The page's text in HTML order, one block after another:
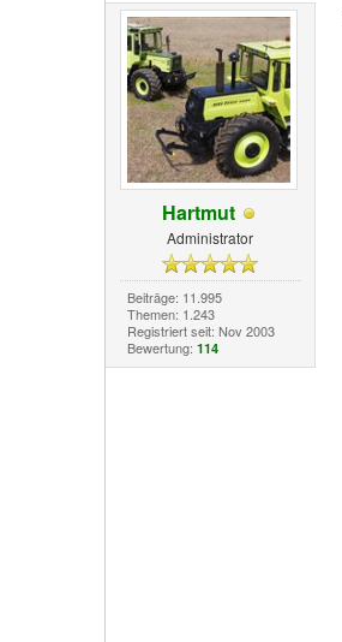
Hartmut
Administrator
Beiträge: 11.995
Themen: 1.243
Registriert seit: Nov 2003
Bewertung: 114